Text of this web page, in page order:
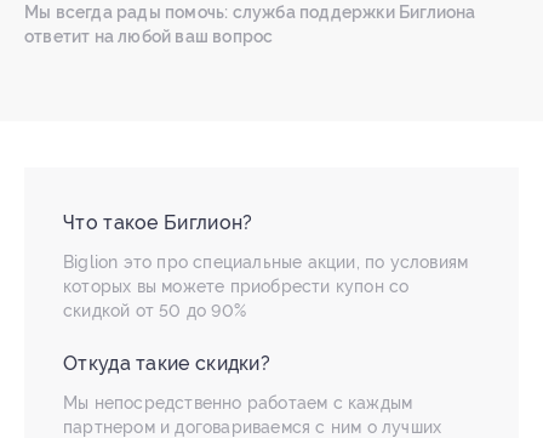
Мы всегда рады помочь: служба поддержки Биглиона
ответит на любой ваш вопрос
Что такое Биглион?
Biglion это про специальные акции, по условиям
которых вы можете приобрести купон со
скидкой от 50 до 90%
Откуда такие скидки?
Мы непосредственно работаем с каждым
партнером и договариваемся с ним о лучших